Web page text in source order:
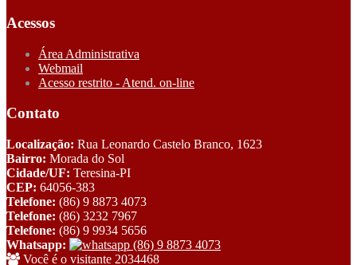
Acessos
Área Administrativa
Webmail
Acesso restrito - Atend. on-line
Contato
Localização: Rua Leonardo Castelo Branco, 1623
Bairro: Morada do Sol
Cidade/UF: Teresina-PI
CEP: 64056-383
Telefone: (86) 9 8873 4073
Telefone: (86) 3232 7967
Telefone: (86) 9 9934 5656
Whatsapp:
(86) 9 8873 4073
Você é o visitante 2034468